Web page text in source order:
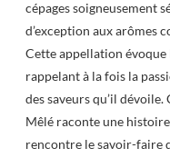
cépages soigneusement
d’exception aux arômes
Cette appellation
rappelant à la fois la
des saveurs qu’il
Mêlé raconte une histoire
rencontre le savoir-faire